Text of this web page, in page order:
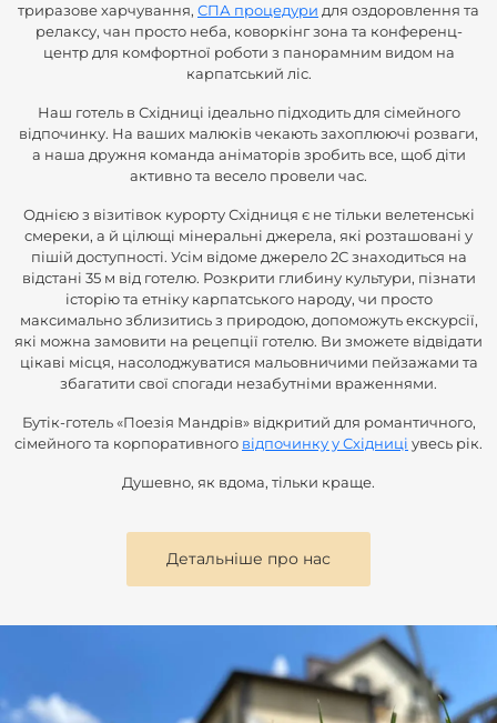
триразове харчування, СПА процедури для оздоровлення та
релаксу, чан просто неба, коворкінг зона та конференц-
центр для комфортної роботи з панорамним видом на
карпатський ліс.
Наш готель в Східниці ідеально підходить для сімейного
відпочинку. На ваших малюків чекають захоплюючі розваги,
а наша дружня команда аніматорів зробить все, щоб діти
активно та весело провели час.
Однією з візитівок курорту Східниця є не тільки велетенські
смереки, а й цілющі мінеральні джерела, які розташовані у
пішій доступності. Усім відоме джерело 2С знаходиться на
відстані 35 м від готелю. Розкрити глибину культури, пізнати
історію та етніку карпатського народу, чи просто
максимально зблизитись з природою, допоможуть екскурсії,
які можна замовити на рецепції готелю. Ви зможете відвідати
цікаві місця, насолоджуватися мальовничими пейзажами та
збагатити свої спогади незабутніми враженнями.
Бутік-готель «Поезія Мандрів» відкритий для романтичного,
сімейного та корпоративного відпочинку у Східниці увесь рік.
Душевно, як вдома, тільки краще.
Детальніше про нас